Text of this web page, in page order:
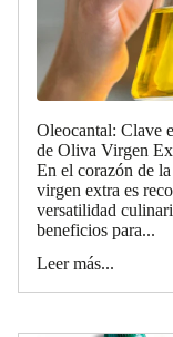
Oleocantal: Clave
de Oliva Virgen
En el corazón de
virgen extra es
versatilidad
beneficios para...
Leer más...